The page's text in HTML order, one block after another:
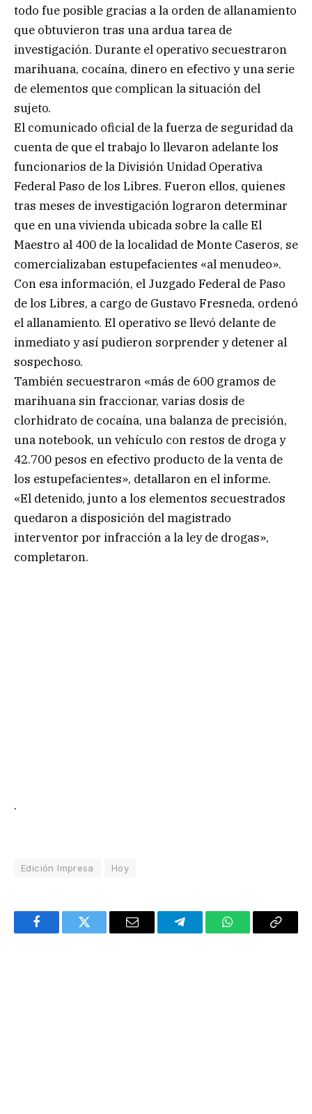
todo fue posible gracias a la orden de allanamiento
que obtuvieron tras una ardua tarea de
investigación. Durante el operativo secuestraron
marihuana, cocaína, dinero en efectivo y una serie
de elementos que complican la situación del
sujeto.
El comunicado oficial de la fuerza de seguridad da
cuenta de que el trabajo lo llevaron adelante los
funcionarios de la División Unidad Operativa
Federal Paso de los Libres. Fueron ellos, quienes
tras meses de investigación lograron determinar
que en una vivienda ubicada sobre la calle El
Maestro al 400 de la localidad de Monte Caseros, se
comercializaban estupefacientes «al menudeo».
Con esa información, el Juzgado Federal de Paso
de los Libres, a cargo de Gustavo Fresneda, ordenó
el allanamiento. El operativo se llevó delante de
inmediato y así pudieron sorprender y detener al
sospechoso.
También secuestraron «más de 600 gramos de
marihuana sin fraccionar, varias dosis de
clorhidrato de cocaína, una balanza de precisión,
una notebook, un vehículo con restos de droga y
42.700 pesos en efectivo producto de la venta de
los estupefacientes», detallaron en el informe.
«El detenido, junto a los elementos secuestrados
quedaron a disposición del magistrado
interventor por infracción a la ley de drogas»,
completaron.
.
Edición Impresa Hoy
FacebookTwitter Email TelegramWhatsAppCopy